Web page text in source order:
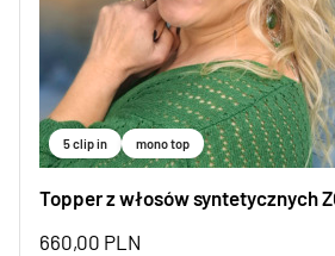
5 clip in mono top
Topper z włosów syntetycznych
660,00 PLN